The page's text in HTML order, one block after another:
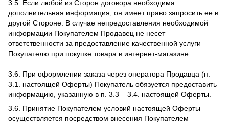
3.5. Если любой из Сторон договора необходима
дополнительная информация, он имеет право запросить ее в
другой Стороне. В случае непредоставления необходимой
информации Покупателем Продавец не несет
ответственности за предоставление качественной услуги
Покупателю при покупке товара в интернет-магазине.
3.6. При оформлении заказа через оператора Продавца (п.
3.1. настоящей Оферты) Покупатель обязуется предоставить
информацию, указанную в п. 3.3 – 3.4. настоящей Оферты.
3.6. Принятие Покупателем условий настоящей Оферты
осуществляется посредством внесения Покупателем